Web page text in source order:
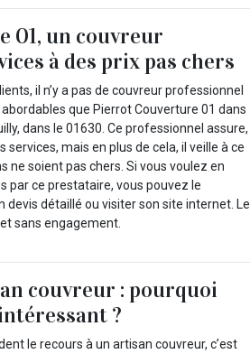
01, un couvreur
à des prix pas chers
il n’y a pas de couvreur professionnel
que Pierrot Couverture 01 dans
dans le 01630. Ce professionnel assure,
mais en plus de cela, il veille à ce
ne soient pas chers. Si vous voulez en
par ce prestataire, vous pouvez le
devis détaillé ou visiter son site internet. Le
sans engagement.
couvreur : pourquoi
?
le recours à un artisan couvreur, c’est